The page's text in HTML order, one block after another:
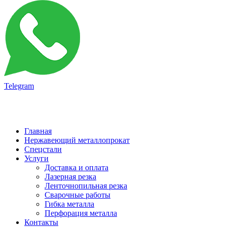
Telegram
Главная
Нержавеющий металлопрокат
Спецстали
Услуги
Доставка и оплата
Лазерная резка
Ленточнопильная резка
Сварочные работы
Гибка металла
Перфорация металла
Контакты